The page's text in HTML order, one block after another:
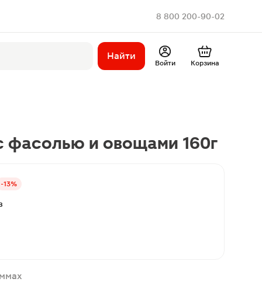
8 800 200-90-02
Найти
Войти Корзина
фасолью и овощами 160г
-13%